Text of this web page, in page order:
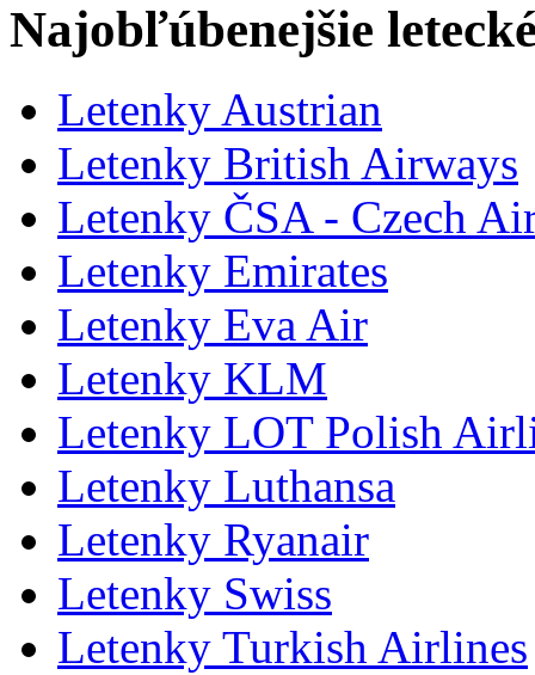
Najobľúbenejšie
Letenky Austrian
Letenky British Airways
Letenky ČSA - Czech
Letenky Emirates
Letenky Eva Air
Letenky KLM
Letenky LOT Polish
Letenky Luthansa
Letenky Ryanair
Letenky Swiss
Letenky Turkish Airlines